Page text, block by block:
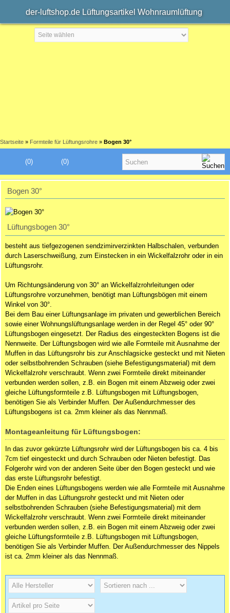
der-luftshop.de Lüftungsartikel Wohnraumlüftung
Startseite » Formteile für Lüftungsrohre » Bogen 30°
(0)
(0)
Bogen 30°
Lüftungsbogen 30°
besteht aus tiefgezogenen sendzimirverzinkten Halbschalen, verbunden
durch Laserschweißung, zum Einstecken in ein Wickelfalzrohr oder in ein
Lüftungsrohr.
Um Richtungsänderung von 30° an Wickelfalzrohrleitungen oder
Lüftungsrohre vorzunehmen, benötigt man Lüftungsbögen mit einem
Winkel von 30°.
Bei dem Bau einer Lüftungsanlage im privaten und gewerblichen Bereich
sowie einer Wohnungslüftungsanlage werden in der Regel 45° oder 90°
Lüftungsbogen eingesetzt. Der Radius des eingesteckten Bogens ist die
Nennweite. Der Lüftungsbogen wird wie alle Formteile mit Ausnahme der
Muffen in das Lüftungsrohr bis zur Anschlagsicke gesteckt und mit Nieten
oder selbstbohrenden Schrauben (siehe Befestigungsmaterial) mit dem
Wickelfalzrohr verschraubt. Wenn zwei Formteile direkt miteinander
verbunden werden sollen, z.B. ein Bogen mit einem Abzweig oder zwei
gleiche Lüftungsformteile z.B. Lüftungsbogen mit Lüftungsbogen,
benötigen Sie als Verbinder Muffen. Der Außendurchmesser des
Lüftungsbogens ist ca. 2mm kleiner als das Nennmaß.
Montageanleitung für Lüftungsbogen:
In das zuvor gekürzte Lüftungsrohr wird der Lüftungsbogen bis ca. 4 bis
7cm tief eingesteckt und durch Schrauben oder Nieten befestigt. Das
Folgerohr wird von der anderen Seite über den Bogen gesteckt und wie
das erste Lüftungsrohr befestigt.
Die Enden eines Lüftungsbogens werden wie alle Formteile mit Ausnahme
der Muffen in das Lüftungsrohr gesteckt und mit Nieten oder
selbstbohrenden Schrauben (siehe Befestigungsmaterial) mit dem
Wickelfalzrohr verschraubt. Wenn zwei Formteile direkt miteinander
verbunden werden sollen, z.B. ein Bogen mit einem Abzweig oder zwei
gleiche Lüftungsformteile z.B. Lüftungsbogen mit Lüftungsbogen,
benötigen Sie als Verbinder Muffen. Der Außendurchmesser des Nippels
ist ca. 2mm kleiner als das Nennmaß.